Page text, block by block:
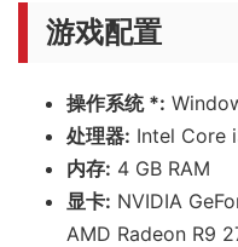
游戏配置
操作系统 *:
处理器: Intel Core
内存: 4 GB RAM
显卡: NVIDIA
AMD Radeon R9